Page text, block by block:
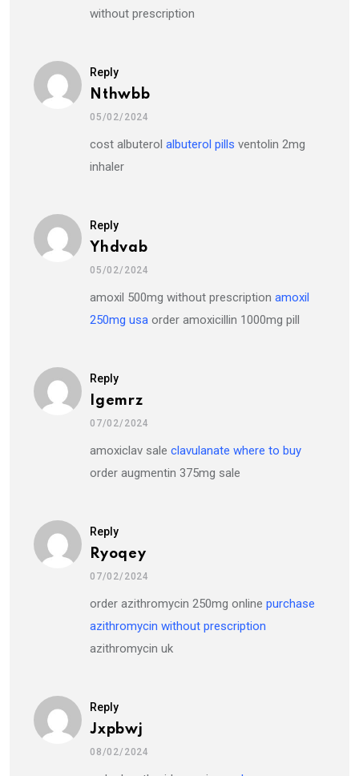
without prescription
Reply
Nthwbb
05/02/2024
cost albuterol albuterol pills ventolin 2mg
inhaler
Reply
Yhdvab
05/02/2024
amoxil 500mg without prescription amoxil
250mg usa order amoxicillin 1000mg pill
Reply
Igemrz
07/02/2024
amoxiclav sale clavulanate where to buy
order augmentin 375mg sale
Reply
Ryoqey
07/02/2024
order azithromycin 250mg online purchase
azithromycin without prescription
azithromycin uk
Reply
Jxpbwj
08/02/2024